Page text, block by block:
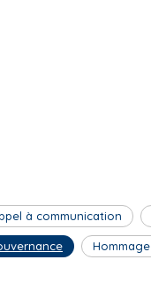
à communication
Hommage